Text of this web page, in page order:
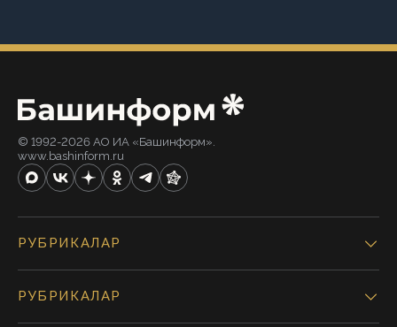
© 1992-2026 АО ИА «Башинформ».
www.bashinform.ru
РУБРИКАЛАР
РУБРИКАЛАР